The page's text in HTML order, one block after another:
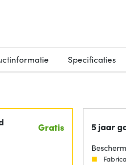
Specificaties
Gratis 5 jaar